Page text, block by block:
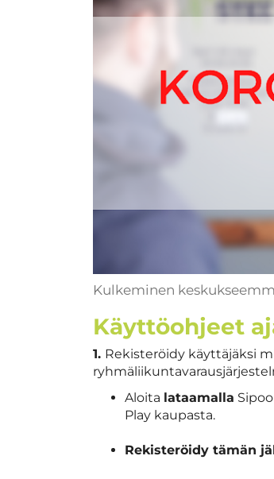
Kulkeminen
Käyttöohjeet
1. Rekisteröidy käyttäjäksi
Aloita lataamalla
Play kaupasta.
Rekisteröidy tämän